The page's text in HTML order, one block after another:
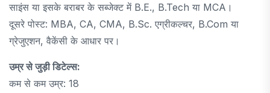
साइंस या इसके बराबर के सब्जेक्ट में B.E., B.Tech या MCA।
दूसरे पोस्ट: MBA, CA, CMA, B.Sc. एग्रीकल्चर, B.Com या
ग्रेजुएशन, वैकेंसी के आधार पर।
उम्र से जुड़ी डिटेल्स:
कम से कम उम्र: 18